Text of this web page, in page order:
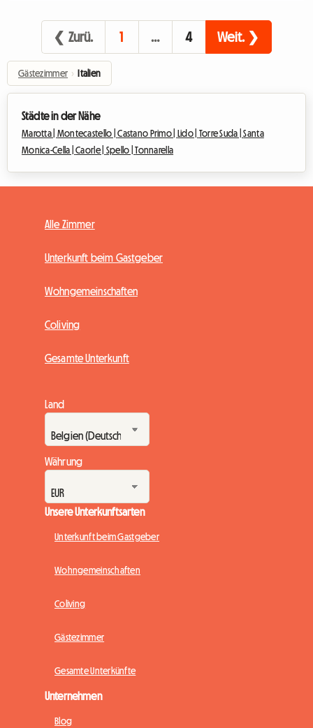
❮ Zurü. 1 … 4 Weit. ❯
Gästezimmer › Italien
Städte in der Nähe
Marotta | Montecastello |Castano Primo | Lido | Torre Suda |Santa
Monica-Cella |Caorle | Spello |Tonnarella
Alle Zimmer
Unterkunft beim Gastgeber
Wohngemeinschaften
Coliving
Gesamte Unterkunft
Land
Währung
Unsere Unterkunftsarten
Unterkunft beim Gastgeber
Wohngemeinschaften
Coliving
Gästezimmer
Gesamte Unterkünfte
Unternehmen
Blog